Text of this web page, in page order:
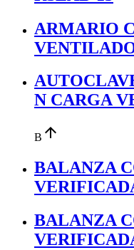
ARMARIO
N CARGA
B arrow_upward
BALANZA
BALANZA